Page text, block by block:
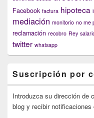
Facebook factura hipoteca
mediación monitorio no me
reclamación recobro Rey
twitter whatsapp
Suscripción por
Introduzca su dirección de
blog y recibir notificaciones